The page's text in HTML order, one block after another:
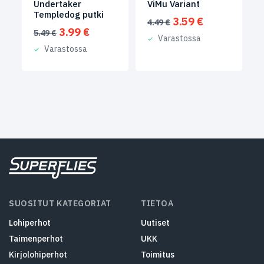
Undertaker
Templedog putki
5.49€ Alkuperäinen
hinta
oli:
3.99 €Nykyinen
Varastossa
ViMu Variant
4.49€ Alkuperäinen
hinta
oli:
3.59 €Nykyinen
Varastossa
SUOSITUT KATEGORIAT
Lohiperhot
Taimenperhot
Kirjolohiperhot
TIETOA
Uutiset
UKK
Toimitus